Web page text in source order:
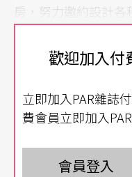
房，努力邀約設計各
〈公主徹夜未眠
灣居然還被媒體封
冠軍，但她的話題
歡迎加入付
立即加入PAR雜誌
費會員立即加入
會員登入